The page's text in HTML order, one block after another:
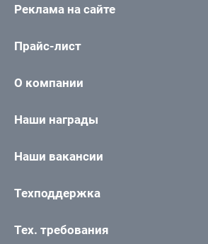
Реклама на сайте
Прайс-лист
О компании
Наши награды
Наши вакансии
Техподдержка
Тех. требования